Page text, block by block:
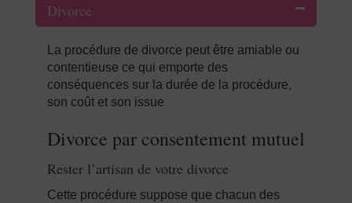
Divorce
La procédure de divorce peut être amiable ou
contentieuse ce qui emporte des
conséquences sur la durée de la procédure,
son coût et son issue
Divorce par consentement mutuel
Rester l’artisan de votre divorce
Cette procédure suppose que chacun des